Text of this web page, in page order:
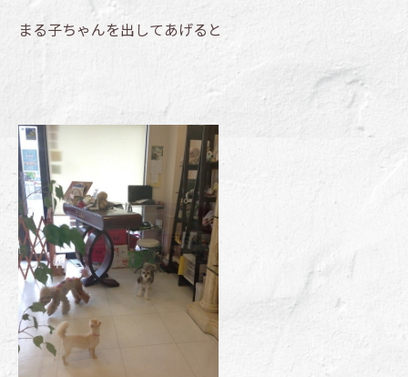
まる子ちゃんを出してあげると